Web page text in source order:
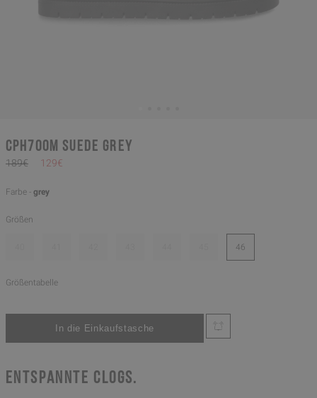
CPH700M suede grey
189€ 129€
Farbe - grey
Größen
46
Größentabelle
ENTSPANNTE CLOGS.